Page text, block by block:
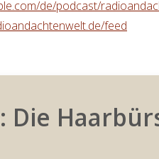
de/podcast/
feed
Die